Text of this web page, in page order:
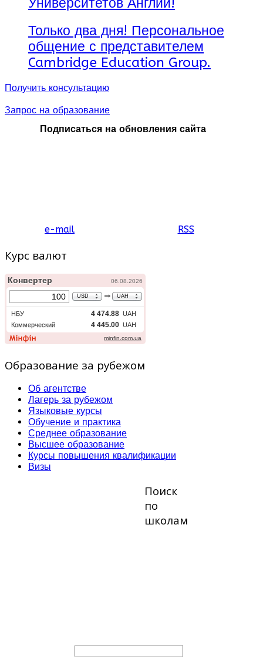
Университетов Англии!
Только два дня! Персональное
общение с представителем
Cambridge Education Group.
Получить консультацию
Запрос на образование
Подписаться на обновления сайта
e-mail RSS
Курс валют
Образование за рубежом
Об агентстве
Лагерь за рубежом
Языковые курсы
Обучение и практика
Среднее образование
Высшее образование
Курсы повышения квалификации
Визы
Поиск
по
школам